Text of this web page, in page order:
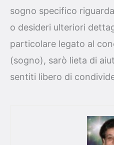
sogno specifico
o desideri ulteriori
particolare legato al
(sogno), sarò lieta di
sentiti libero di